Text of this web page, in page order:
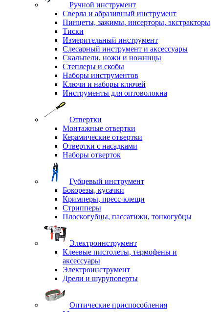
Ручной инструмент
Сверла и абразивный инструмент
Пинцеты, зажимы, инсерторы, экстракторы
Тиски
Измерительный инструмент
Слесарный инструмент и аксессуары
Скальпели, ножи и ножницы
Степлеры и скобы
Наборы инструментов
Ключи и наборы ключей
Инструменты для оптоволокна
Отвертки
Монтажные отвертки
Керамические отвертки
Отвертки с насадками
Наборы отверток
Губцевый инструмент
Бокорезы, кусачки
Кримперы, пресс-клещи
Стрипперы
Плоскогубцы, пассатижи, тонкогубцы
Электроинструмент
Клеевые пистолеты, термофены и
аксессуары
Электроинструмент
Дрели и шуруповерты
Оптические приспособления